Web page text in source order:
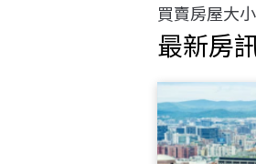
買賣房屋大
最新房